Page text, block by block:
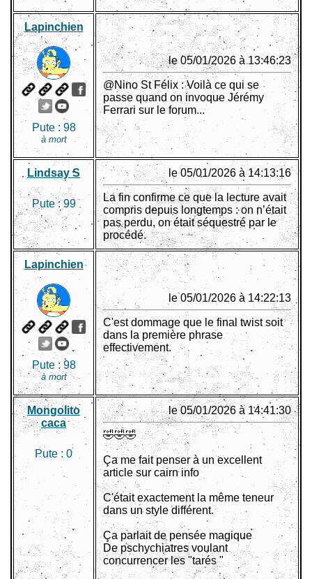
Lapinchien
Pute : 98
à mort
le 05/01/2026 à 13:46:23
@Nino St Félix : Voilà ce qui se
passe quand on invoque Jérémy
Ferrari sur le forum...
Lindsay S
Pute :99
le 05/01/2026 à 14:13:16
La fin confirme ce que la lecture avait
compris depuis longtemps : on n’était
pas perdu, on était séquestré par le
procédé.
Lapinchien
Pute : 98
à mort
le 05/01/2026 à 14:22:13
C'est dommage que le final twist soit
dans la première phrase
effectivement.
Mongolito
caca
Pute : 0
le 05/01/2026 à 14:41:30
🤣🤣🤣
Ça me fait penser à un excellent
article sur cairn info
C'était exactement la même teneur
dans un style différent.
Ça parlait de pensée magique
De pschychiatres voulant
concurrencer les "tarés "